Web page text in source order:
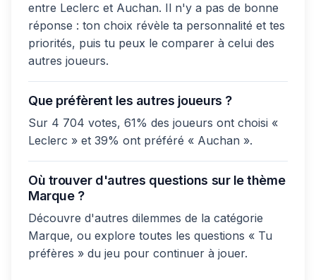
entre Leclerc et Auchan. Il n'y a pas de bonne
réponse : ton choix révèle ta personnalité et tes
priorités, puis tu peux le comparer à celui des
autres joueurs.
Que préfèrent les autres joueurs ?
Sur 4 704 votes, 61% des joueurs ont choisi «
Leclerc » et 39% ont préféré « Auchan ».
Où trouver d'autres questions sur le thème
Marque ?
Découvre d'autres dilemmes de la catégorie
Marque, ou explore toutes les questions « Tu
préfères » du jeu pour continuer à jouer.